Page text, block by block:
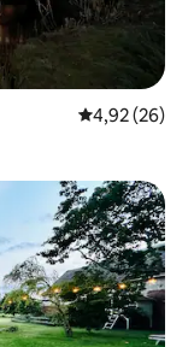
Note
4,92 (26)